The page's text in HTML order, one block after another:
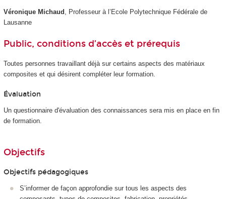
Véronique Michaud , Professeur à l’Ecole Polytechnique Fédérale de
Lausanne
Public, conditions d’accès et prérequis
Toutes personnes travaillant déjà sur certains aspects des matériaux
composites et qui désirent compléter leur formation.
Évaluation
Un questionnaire d'évaluation des connaissances sera mis en place en fin
de formation.
Objectifs
Objectifs pédagogiques
S’informer de façon approfondie sur tous les aspects des